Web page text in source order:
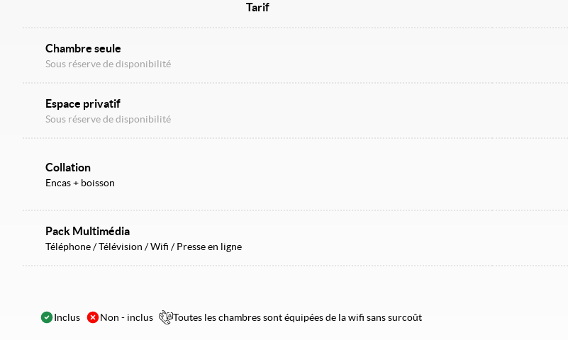
Tarif
Chambre seule
Sous réserve de disponibilité
Espace privatif
Sous réserve de disponibilité
Collation
Encas + boisson
Pack Multimédia
Téléphone / Télévision / Wifi / Presse en ligne
Inclus Non - inclus Toutes les chambres sont équipées de la wifi sans surcoût